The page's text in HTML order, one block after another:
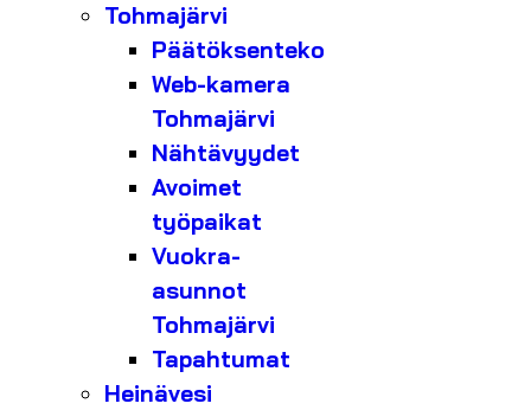
Tohmajärvi
Päätöksenteko
Web-kamera
Tohmajärvi
Nähtävyydet
Avoimet
työpaikat
Vuokra-
asunnot
Tohmajärvi
Tapahtumat
Heinävesi